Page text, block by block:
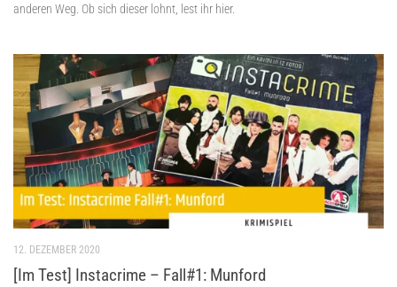
anderen Weg. Ob sich dieser lohnt, lest ihr hier.
12. DEZEMBER 2020
[Im Test] Instacrime – Fall#1: Munford